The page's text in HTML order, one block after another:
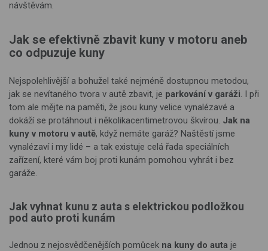
návštěvám.
Jak se efektivně zbavit kuny v motoru aneb
co odpuzuje kuny
Nejspolehlivější a bohužel také nejméně dostupnou metodou,
jak se nevítaného tvora v autě zbavit, je parkování v garáži. I při
tom ale mějte na paměti, že jsou kuny velice vynalézavé a
dokáží se protáhnout i několikacentimetrovou škvírou. Jak na
kuny v motoru v autě, když nemáte garáž? Naštěstí jsme
vynalézaví i my lidé – a tak existuje celá řada speciálních
zařízení, které vám boj proti kunám pomohou vyhrát i bez
garáže.
Jak vyhnat kunu z auta s elektrickou podložkou
pod auto proti kunám
Jednou z nejosvědčenějších pomůcek na kuny do auta je